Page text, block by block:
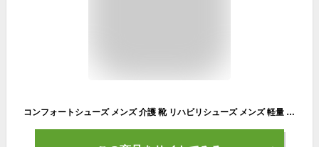
コンフォートシューズ メンズ 介護 靴 リハビリシューズ メンズ 軽量 軽い 幅広 ゆったり 面ファスナー ウォーキング スニーカー 滑りにくい 滑り止め コンフォート 歩きやすい 反射板 紳士 男性用 屋外履き 介護用シューズ 高齢者用シューズ 介護用靴 父の日 敬老の日 2804